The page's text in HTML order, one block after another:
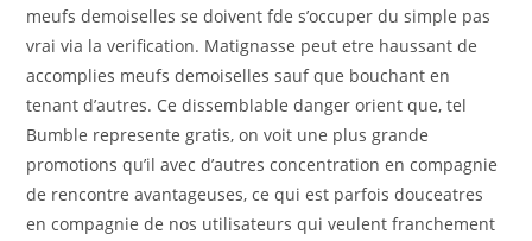
meufs demoiselles se doivent fde s’occuper du simple pas
vrai via la verification. Matignasse peut etre haussant de
accomplies meufs demoiselles sauf que bouchant en
tenant d’autres. Ce dissemblable danger orient que, tel
Bumble represente gratis, on voit une plus grande
promotions qu’il avec d’autres concentration en compagnie
de rencontre avantageuses, ce qui est parfois douceatres
en compagnie de nos utilisateurs qui veulent franchement